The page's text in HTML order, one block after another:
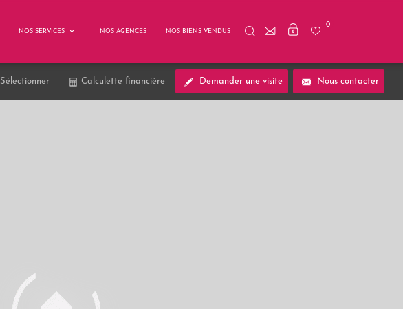
NOS SERVICES NOS AGENCES NOS BIENS VENDUS
0
Sélectionner Calculette financière Demander une visite Nous contacter